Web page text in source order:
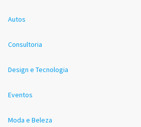
Autos
Consultoria
Design e Tecnologia
Eventos
Moda e Beleza